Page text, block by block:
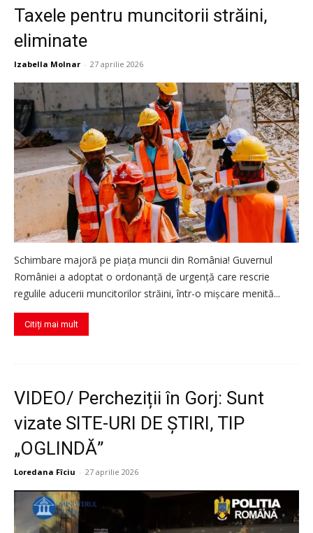
Taxele pentru muncitorii străini,
eliminate
Izabella Molnar - 27 aprilie 2026
Schimbare majoră pe piața muncii din România! Guvernul
României a adoptat o ordonanță de urgență care rescrie
regulile aducerii muncitorilor străini, într-o mișcare menită...
Citiți mai mult
VIDEO/ Percheziții în Gorj: Sunt
vizate SITE-URI DE ȘTIRI, TIP
„OGLINDĂ”
Loredana Fîciu - 27 aprilie 2026